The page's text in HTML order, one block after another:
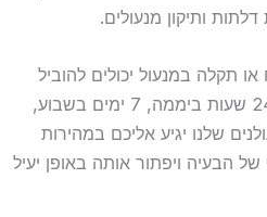
ותיקון מנעולים.
תקלה במנעול יכולים להוביל
למצוקה רבה, ולכן אנו זמינים 24 שעות ביממה, 7 ימים בשבוע,
שלנו יגיע אליכם במהירות
הבעיה ויפתור אותה באופן יעיל